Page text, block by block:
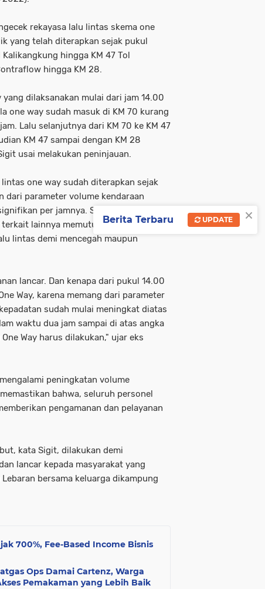
rekayasa lalu lintas skema one
yang telah diterapkan sejak pukul
hingga KM 47 Tol
hingga KM 28.
dilaksanakan mulai dari jam 14.00
one way sudah masuk di KM 70 kurang
Lalu selanjutnya dari KM 70 ke KM 47
KM 47 sampai dengan KM 28
usai melakukan peninjauan.
one way sudah diterapkan sejak
dari parameter volume kendaraan
per jamnya. Sehingga,
lainnya memutuskan untuk
lintas demi mencegah maupun
lancar. Dan kenapa dari pukul 14.00
Way, karena memang dari parameter
sudah mulai meningkat diatas
waktu dua jam sampai di atas angka
Way harus dilakukan," ujar eks
peningkatan volume
bahwa, seluruh personel
pengamanan dan pelayanan
kata Sigit, dilakukan demi
lancar kepada masyarakat yang
bersama keluarga dikampung
700%, Fee-Based Income Bisnis
Ops Damai Cartenz, Warga
Pemakaman yang Lebih Baik
×
Berita Terbaru UPDATE